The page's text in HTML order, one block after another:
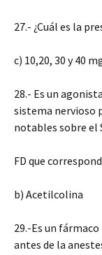
27.- ¿Cuál es la
c) 10,20, 30 y 40
28.- Es un
sistema nervioso
notables sobre el
FD que
b) Acetilcolina
29.-Es un
antes de la